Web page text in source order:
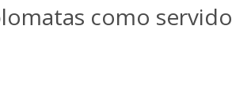
como